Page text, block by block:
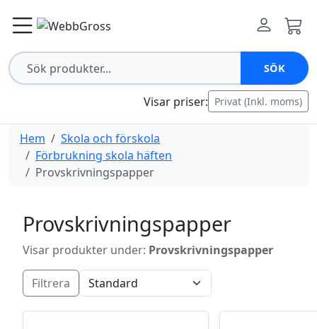
SÖK
Visar priser: Privat (Inkl. moms)
Hem
Skola och förskola
Förbrukning skola häften
Provskrivningspapper
Provskrivningspapper
Visar produkter under: Provskrivningspapper
Filtrera